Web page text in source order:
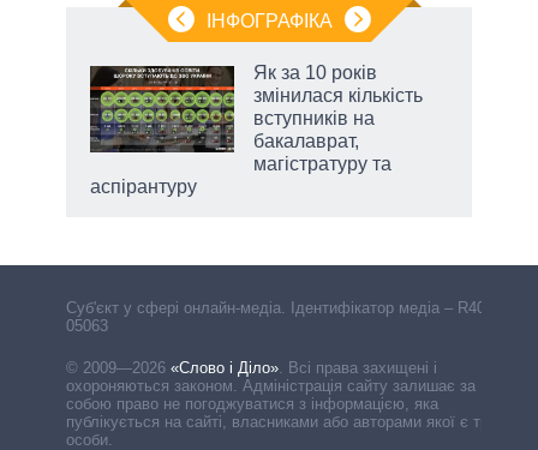
ІНФОГРАФІКА
Як за 10 років
змінилася кількість
вступників на
бакалаврат,
магістратуру та
аспірантуру
Cуб'єкт у сфері онлайн-медіа. Ідентифікатор медіа – R40-
05063
© 2009—2026 «Слово і Діло» Всі права захищені і
охороняються законом. Адміністрація сайту залишає за
собою право не погоджуватися з інформацією, яка
публікується на сайті, власниками або авторами якої є треті
особи.